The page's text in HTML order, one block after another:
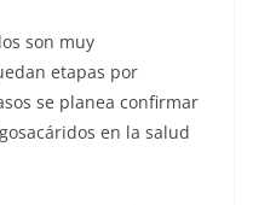
son muy
etapas por
se planea confirmar
en la salud